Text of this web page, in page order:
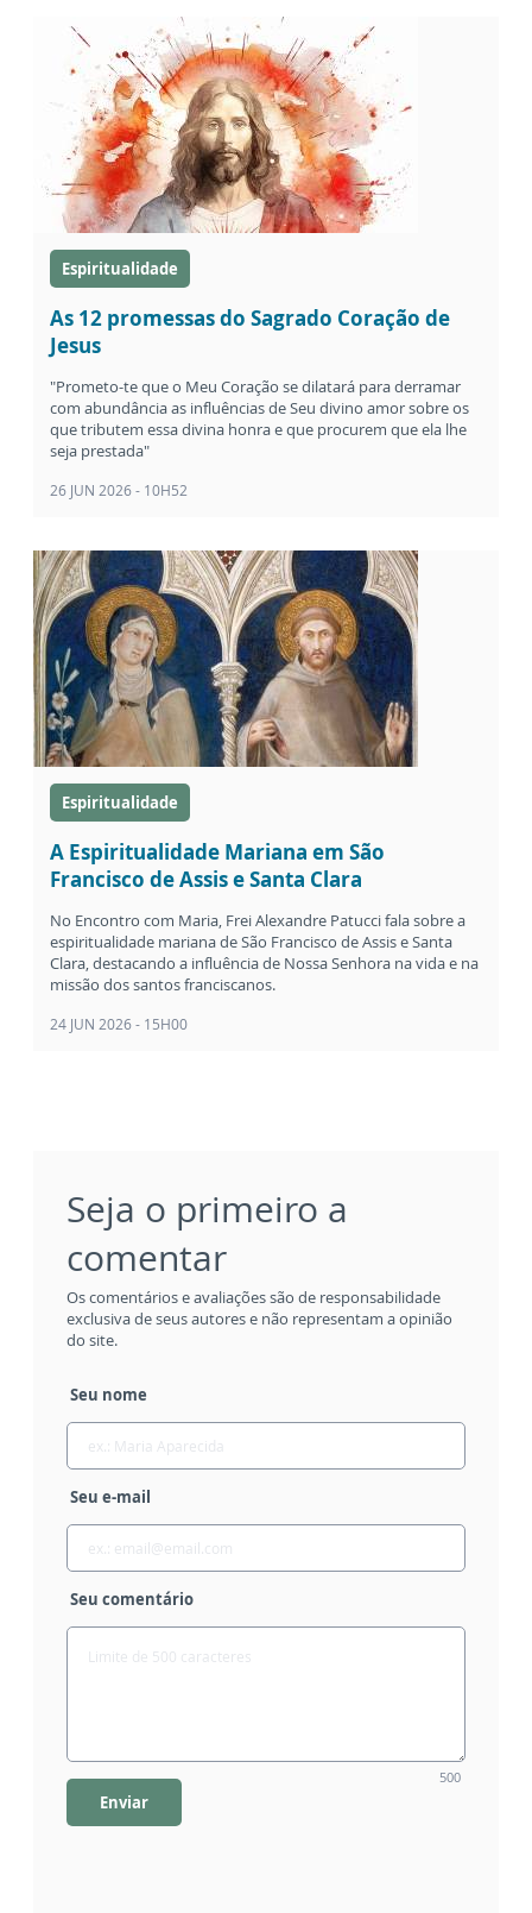
Espiritualidade
As 12 promessas do Sagrado Coração de
Jesus
"Prometo-te que o Meu Coração se dilatará para derramar
com abundância as influências de Seu divino amor sobre os
que tributem essa divina honra e que procurem que ela lhe
seja prestada"
26 JUN 2026 - 10H52
Espiritualidade
A Espiritualidade Mariana em São
Francisco de Assis e Santa Clara
No Encontro com Maria, Frei Alexandre Patucci fala sobre a
espiritualidade mariana de São Francisco de Assis e Santa
Clara, destacando a influência de Nossa Senhora na vida e na
missão dos santos franciscanos.
24 JUN 2026 - 15H00
Seja o primeiro a
comentar
Os comentários e avaliações são de responsabilidade
exclusiva de seus autores e não representam a opinião
do site.
Seu nome
Seu e-mail
Seu comentário
500
Enviar